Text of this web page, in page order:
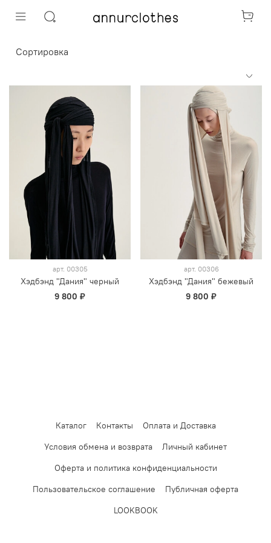
арт. 00305
Хэдбэнд "Дания" черный
9 800 ₽
арт. 00306
Хэдбэнд "Дания" бежевый
9 800 ₽
Каталог Контакты
Оплата и Доставка
Условия обмена и возврата
Личный кабинет
Оферта и политика конфиденциальности
Пользовательское соглашение
Публичная оферта
LOOKBOOK